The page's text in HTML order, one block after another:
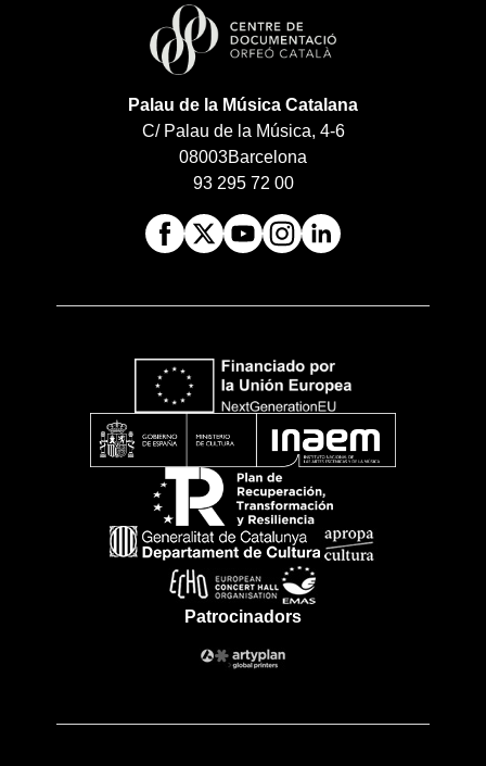
Palau de la Música Catalana
C/ Palau de la Música, 4-6
08003Barcelona
93 295 72 00
Patrocinadors